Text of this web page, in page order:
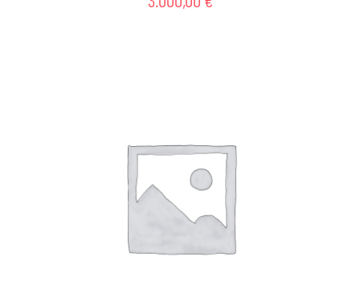
AGGIUNGI AL CARRELLO DETTAGLI